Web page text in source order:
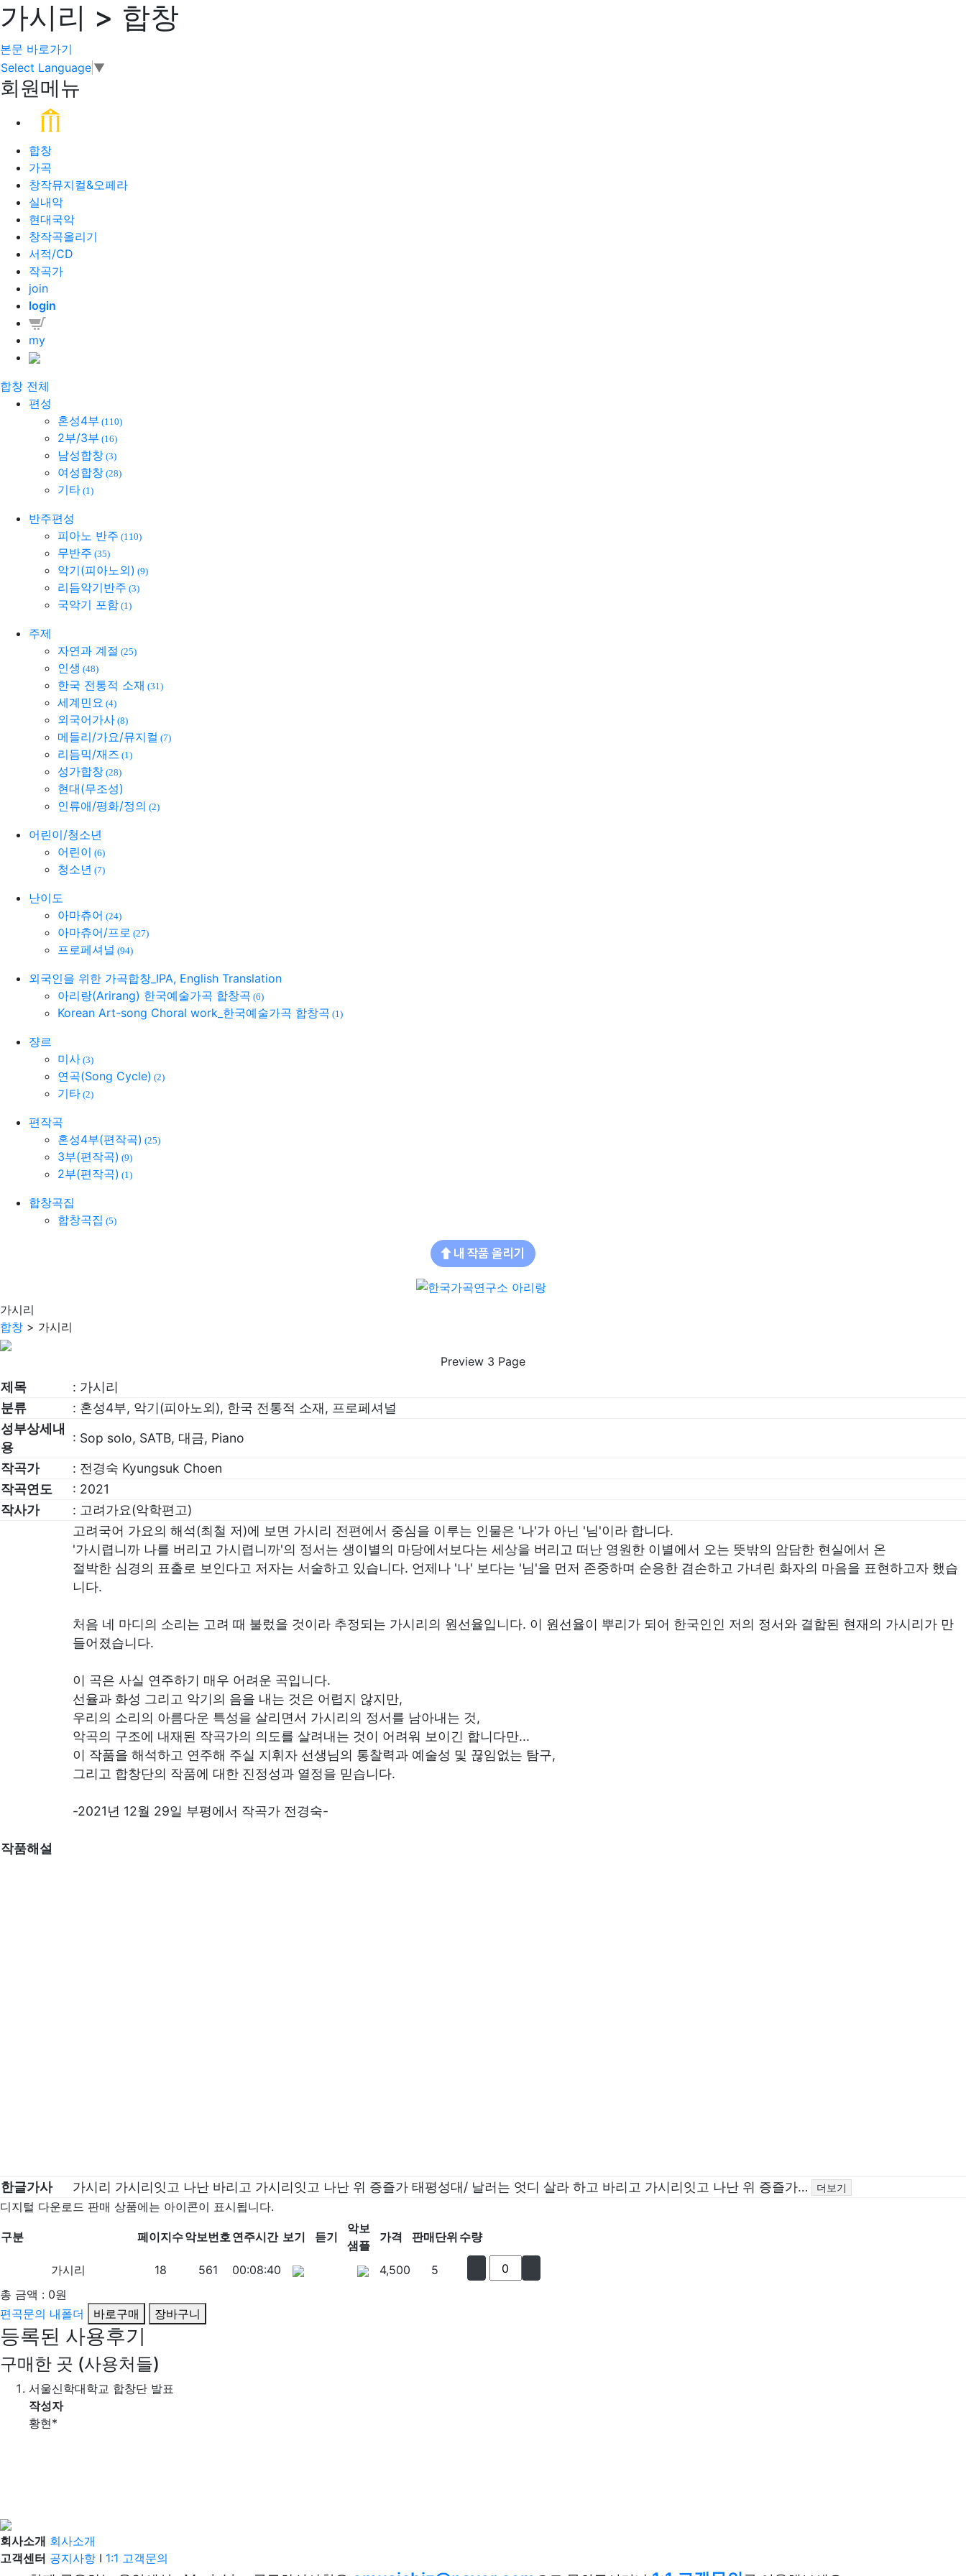
가시리 > 합창
본문 바로가기
Select Language ▼
회원메뉴
합창
가곡
창작뮤지컬&오페라
실내악
현대국악
창작곡올리기
서적/CD
작곡가
join
login
my
합창 전체
편성
혼성4부 (110)
2부/3부 (16)
남성합창 (3)
여성합창 (28)
기타 (1)
반주편성
피아노 반주 (110)
무반주 (35)
악기(피아노외) (9)
리듬악기반주 (3)
국악기 포함 (1)
주제
자연과 계절 (25)
인생 (48)
한국 전통적 소재 (31)
세계민요 (4)
외국어가사 (8)
메들리/가요/뮤지컬 (7)
리듬믹/재즈 (1)
성가합창 (28)
현대(무조성)
인류애/평화/정의 (2)
어린이/청소년
어린이 (6)
청소년 (7)
난이도
아마츄어 (24)
아마츄어/프로 (27)
프로페셔널 (94)
외국인을 위한 가곡합창_IPA, English Translation
아리랑(Arirang) 한국예술가곡 합창곡 (6)
Korean Art-song Choral work_한국예술가곡 합창곡 (1)
쟝르
미사 (3)
연곡(Song Cycle) (2)
기타 (2)
편작곡
혼성4부(편작곡) (25)
3부(편작곡) (9)
2부(편작곡) (1)
합창곡집
합창곡집 (5)
가시리
합창 > 가시리
Preview 3 Page
제목
: 가시리
분류
: 혼성4부, 악기(피아노외), 한국 전통적 소재, 프로페셔널
성부상세내
용
: Sop solo, SATB, 대금, Piano
작곡가
: 전경숙 Kyungsuk Choen
작곡연도
: 2021
작사가
: 고려가요(악학편고)
작품해설
고려국어 가요의 해석(최철 저)에 보면 가시리 전편에서 중심을 이루는 인물은 '나'가 아닌 '님'이라 합니다.
'가시렵니까 나를 버리고 가시렵니까'의 정서는 생이별의 마당에서보다는 세상을 버리고 떠난 영원한 이별에서 오는 뜻밖의 암담한 현실에서 온
절박한 심경의 표출로 보인다고 저자는 서술하고 있습니다. 언제나 '나' 보다는 '님'을 먼저 존중하며 순응한 겸손하고 가녀린 화자의 마음을 표현하고자 했습
니다.
처음 네 마디의 소리는 고려 때 불렀을 것이라 추정되는 가시리의 원선율입니다. 이 원선율이 뿌리가 되어 한국인인 저의 정서와 결합된 현재의 가시리가 만
들어졌습니다.
이 곡은 사실 연주하기 매우 어려운 곡입니다.
선율과 화성 그리고 악기의 음을 내는 것은 어렵지 않지만,
우리의 소리의 아름다운 특성을 살리면서 가시리의 정서를 남아내는 것,
악곡의 구조에 내재된 작곡가의 의도를 살려내는 것이 어려워 보이긴 합니다만...
이 작품을 해석하고 연주해 주실 지휘자 선생님의 통찰력과 예술성 및 끊임없는 탐구,
그리고 합창단의 작품에 대한 진정성과 열정을 믿습니다.
-2021년 12월 29일 부평에서 작곡가 전경숙-
한글가사 가시리 가시리잇고 나난 바리고 가시리잇고 나난 위 증즐가 태평성대/ 날러는 엇디 살라 하고 바리고 가시리잇고 나난 위 증즐가… 더보기
디지털 다운로드 판매 상품에는 아이콘이 표시됩니다.
구분 페이지수악보번호연주시간 보기 듣기
악보
샘플
가격 판매단위 수량
가시리 18 561 00:08:40 4,500
5
총 금액 : 0원
편곡문의 내폴더 바로구매 장바구니
등록된 사용후기
구매한 곳 (사용처들)
서울신학대학교 합창단 발표
작성자
황현*
회사소개 회사소개
고객센터 공지사항 I 1:1 고객문의